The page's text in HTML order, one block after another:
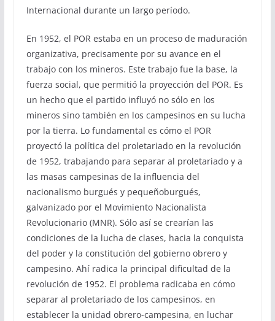
Internacional durante un largo período.
En 1952, el POR estaba en un proceso de maduración
organizativa, precisamente por su avance en el
trabajo con los mineros. Este trabajo fue la base, la
fuerza social, que permitió la proyección del POR. Es
un hecho que el partido influyó no sólo en los
mineros sino también en los campesinos en su lucha
por la tierra. Lo fundamental es cómo el POR
proyectó la política del proletariado en la revolución
de 1952, trabajando para separar al proletariado y a
las masas campesinas de la influencia del
nacionalismo burgués y pequeñoburgués,
galvanizado por el Movimiento Nacionalista
Revolucionario (MNR). Sólo así se crearían las
condiciones de la lucha de clases, hacia la conquista
del poder y la constitución del gobierno obrero y
campesino. Ahí radica la principal dificultad de la
revolución de 1952. El problema radicaba en cómo
separar al proletariado de los campesinos, en
establecer la unidad obrero-campesina, en luchar